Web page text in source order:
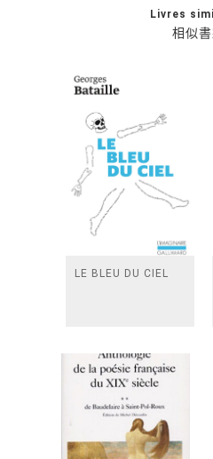
相似
Livres
LE BLEU DU CIEL